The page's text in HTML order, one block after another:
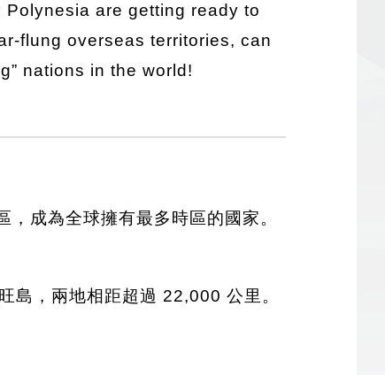
are getting ready to
flung overseas territories, can
nations in the world!
成為全球擁有最多時區的國家。
島，兩地相距超過 22,000 公里。